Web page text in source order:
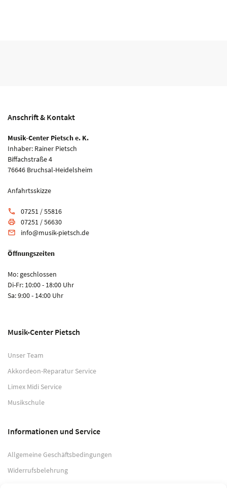
Anschrift & Kontakt
Musik-Center Pietsch e. K.
Inhaber: Rainer Pietsch
Biffachstraße 4
76646 Bruchsal-Heidelsheim
Anfahrtsskizze
phone 07251 / 55816
print 07251 / 56630
email info@musik-pietsch.de
Öffnungszeiten
Mo: geschlossen
Di-Fr: 10:00 - 18:00 Uhr
Sa: 9:00 - 14:00 Uhr
Musik-Center Pietsch
Unser Team
Akkordeon-Reparatur Service
Limex Midi Service
Musikschule
Informationen und Service
Allgemeine Geschäftsbedingungen
Widerrufsbelehrung